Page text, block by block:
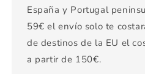
España y Portugal
59€ el envío solo te
de destinos de la EU el
a partir de 150€.